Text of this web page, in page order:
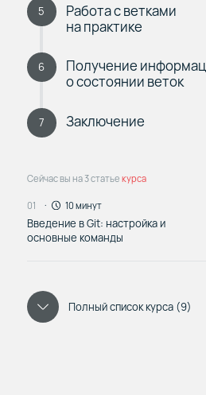
5
Работа с ветками
на практике
6
Получение
о состоянии веток
7 Заключение
Сейчас вы на 3 статье курса
01 10 минут
Введение в Git: настройка и
основные команды
Полный список курса (9)